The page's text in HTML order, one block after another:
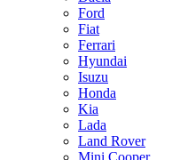
Ford
Fiat
Ferrari
Hyundai
Isuzu
Honda
Kia
Lada
Land Rover
Mini Cooper